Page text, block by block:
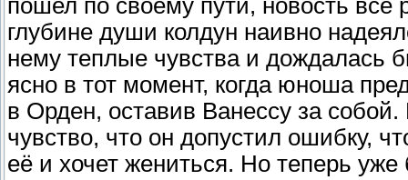
пошел по своему пути, новость все
глубине души колдун наивно
нему теплые чувства и дождалась
ясно в тот момент, когда юноша
в Орден, оставив Ванессу за
чувство, что он допустил ошибку,
её и хочет жениться. Но теперь